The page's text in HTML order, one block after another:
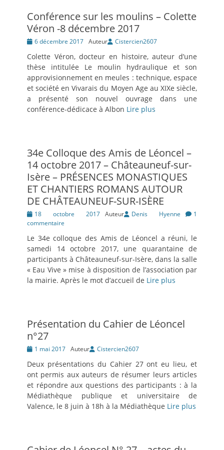
Conférence sur les moulins – Colette
Véron -8 décembre 2017
Posté6 décembre 2017 Auteur Cistercien2607
Colette Véron, docteur en histoire, auteur d’une
thèse intitulée Le moulin hydraulique et son
approvisionnement en meules : technique, espace
et société en Vivarais du Moyen Age au XIXe siècle,
a présenté son nouvel ouvrage dans une
conférence-dédicace à Albon Lire plus
34e Colloque des Amis de Léoncel –
14 octobre 2017 – Châteauneuf-sur-
Isère – PRÉSENCES MONASTIQUES
ET CHANTIERS ROMANS AUTOUR
DE CHÂTEAUNEUF-SUR-ISÈRE
Posté
le
18 octobre 2017 Auteur Denis Hyenne
1
commentaire
Le 34e colloque des Amis de Léoncel a réuni, le
samedi 14 octobre 2017, une quarantaine de
participants à Châteauneuf-sur-Isère, dans la salle
« Eau Vive » mise à disposition de l’association par
la mairie. Après le mot d’accueil de Lire plus
Présentation du Cahier de Léoncel
n°27
Posté1 mai 2017 Auteur Cistercien2607
Deux présentations du Cahier 27 ont eu lieu, et
ont permis aux auteurs de résumer leurs articles
et répondre aux questions des participants : à la
Médiathèque publique et universitaire de
Valence, le 8 juin à 18h à la Médiathèque Lire plus